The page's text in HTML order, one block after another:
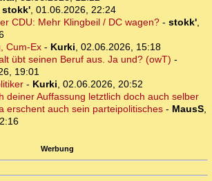
stokk', 01.06.2026, 22:24
CDU: Mehr Klingbeil / DC wagen?- stokk',
Cum-Ex- Kurki, 02.06.2026, 15:18
übt seinen Beruf aus. Ja und? (owT) -
19:01
- Kurki, 02.06.2026, 20:52
deiner Auffassung letztlich doch auch selber
erschent auch sein parteipolitisches - MausS,
Werbung